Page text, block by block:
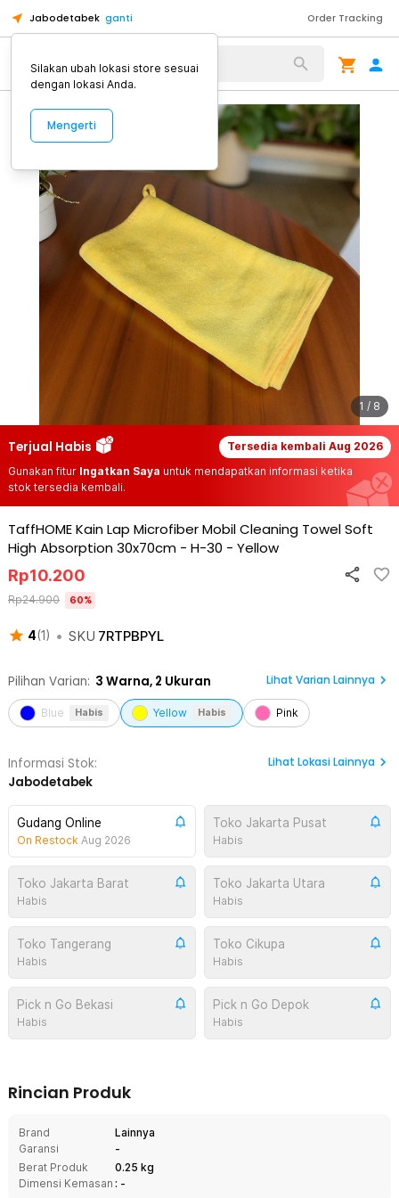
Jabodetabek ganti Order Tracking
Alat Kopi
1 / 8
Terjual Habis Tersedia kembali Aug 2026
Gunakan fitur Ingatkan Saya untuk mendapatkan informasi ketika
stok tersedia kembali.
TaffHOME Kain Lap Microfiber Mobil Cleaning Towel Soft
High Absorption 30x70cm - H-30 - Yellow
4(1) • SKU 7RTPBPYL
Rp10.200
Rp24.900 60%
Pilihan Varian: 3 Warna, 2 Ukuran Lihat Varian Lainnya
Blue Habis Yellow Habis Pink
Informasi Stok:
Jabodetabek
Lihat Lokasi Lainnya
Gudang Online
On Restock Aug 2026
Toko Jakarta Pusat
Habis
Toko Jakarta Barat
Habis
Toko Jakarta Utara
Habis
Toko Tangerang
Habis
Toko Cikupa
Habis
Pick n Go Bekasi
Habis
Pick n Go Depok
Habis
Rincian Produk
Brand
Lainnya
Garansi
-
Berat Produk
0.25 kg
Dimensi Kemasan : -
Silakan ubah lokasi store sesuai
dengan lokasi Anda.
Mengerti